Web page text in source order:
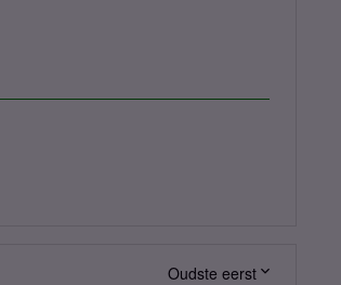
Oudste eerst